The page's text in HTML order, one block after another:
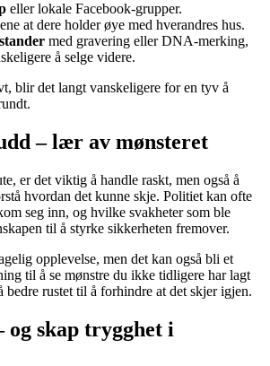
eller lokale Facebook-grupper.
at dere holder øye med hverandres hus.
med gravering eller DNA-merking,
å selge videre.
blir det langt vanskeligere for en tyv å
– lær av mønsteret
er det viktig å handle raskt, men også å
hvordan det kunne skje. Politiet kan ofte
seg inn, og hvilke svakheter som ble
til å styrke sikkerheten fremover.
opplevelse, men det kan også bli et
til å se mønstre du ikke tidligere har lagt
bedre rustet til å forhindre at det skjer igjen.
skap trygghet i